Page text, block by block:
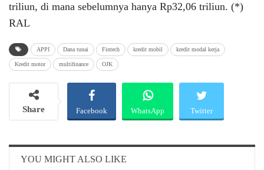
triliun, di mana sebelumnya hanya Rp32,06 triliun. (*)
RAL
APPI Dana tunai Fintech kredit mobil kredit modal kerja
Kredit motor multifinance OJK
Share Facebook WhatsApp Twitter
Email
YOU MIGHT ALSO LIKE